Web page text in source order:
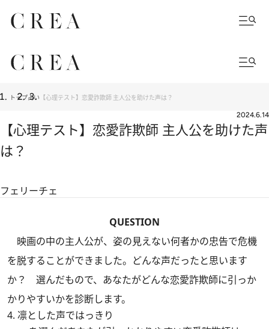
トップ占い 【心理テスト】恋愛詐欺師 主人公を助けた声は？
2024.6.14
【心理テスト】恋愛詐欺師 主人公を助けた声
は？
フェリーチェ
QUESTION
映画の中の主人公が、姿の見えない何者かの忠告で危機
を脱することができました。どんな声だったと思います
か？ 選んだもので、あなたがどんな恋愛詐欺師に引っか
かりやすいかを診断します。
4. 凛とした声ではっきり